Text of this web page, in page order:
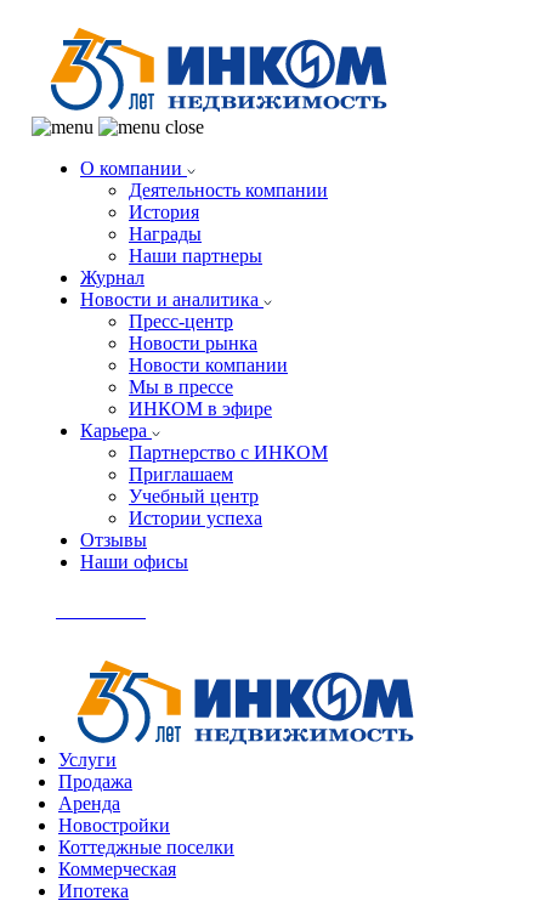
О компании
Деятельность компании
История
Награды
Наши партнеры
Журнал
Новости и аналитика
Пресс-центр
Новости рынка
Новости компании
Мы в прессе
ИНКОМ в эфире
Карьера
Партнерство с ИНКОМ
Приглашаем
Учебный центр
Истории успеха
Отзывы
Наши офисы
Услуги
Продажа
Аренда
Новостройки
Коттеджные поселки
Коммерческая
Ипотека